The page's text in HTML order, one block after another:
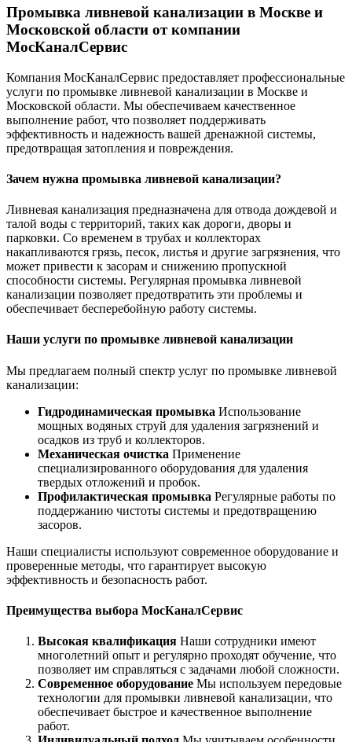
Промывка ливневой канализации в Москве и
Московской области от компании
МосКаналСервис
Компания МосКаналСервис предоставляет профессиональные
услуги по промывке ливневой канализации в Москве и
Московской области. Мы обеспечиваем качественное
выполнение работ, что позволяет поддерживать
эффективность и надежность вашей дренажной системы,
предотвращая затопления и повреждения.
Зачем нужна промывка ливневой канализации?
Ливневая канализация предназначена для отвода дождевой и
талой воды с территорий, таких как дороги, дворы и
парковки. Со временем в трубах и коллекторах
накапливаются грязь, песок, листья и другие загрязнения, что
может привести к засорам и снижению пропускной
способности системы. Регулярная промывка ливневой
канализации позволяет предотвратить эти проблемы и
обеспечивает бесперебойную работу системы.
Наши услуги по промывке ливневой канализации
Мы предлагаем полный спектр услуг по промывке ливневой
канализации:
Гидродинамическая промывка Использование
мощных водяных струй для удаления загрязнений и
осадков из труб и коллекторов.
Механическая очистка Применение
специализированного оборудования для удаления
твердых отложений и пробок.
Профилактическая промывка Регулярные работы по
поддержанию чистоты системы и предотвращению
засоров.
Наши специалисты используют современное оборудование и
проверенные методы, что гарантирует высокую
эффективность и безопасность работ.
Преимущества выбора МосКаналСервис
Высокая квалификация Наши сотрудники имеют
многолетний опыт и регулярно проходят обучение, что
позволяет им справляться с задачами любой сложности.
Современное оборудование Мы используем передовые
технологии для промывки ливневой канализации, что
обеспечивает быстрое и качественное выполнение
работ.